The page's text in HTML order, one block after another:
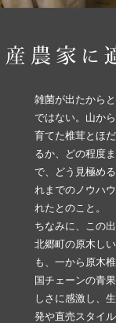
雑菌が出たから
ではない。山か
育てた椎茸とほ
るか、どの程度
で、どう見極め
れまでのノウハ
れたとのこと。
ちなみに、この
北郷町の原木し
も、一から原木
国チェーンの青
しさに感激し、
発や直売スタイ